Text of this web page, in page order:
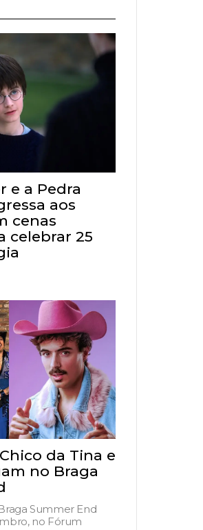
e a Pedra
aos
cenas
celebrar 25
da Tina e
no Braga
Summer End
no Fórum